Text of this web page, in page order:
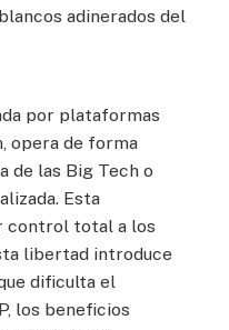
adinerados del
por plataformas
opera de forma
de las Big Tech o
Esta
control total a los
libertad introduce
dificulta el
los beneficios